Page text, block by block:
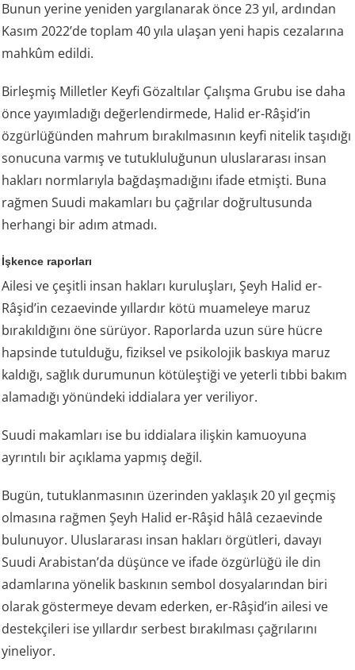
Bunun yerine yeniden yargılanarak önce 23 yıl, ardından
Kasım 2022’de toplam 40 yıla ulaşan yeni hapis cezalarına
mahkûm edildi.
Birleşmiş Milletler Keyfi Gözaltılar Çalışma Grubu ise daha
önce yayımladığı değerlendirmede, Halid er-Râşid’in
özgürlüğünden mahrum bırakılmasının keyfi nitelik taşıdığı
sonucuna varmış ve tutukluluğunun uluslararası insan
hakları normlarıyla bağdaşmadığını ifade etmişti. Buna
rağmen Suudi makamları bu çağrılar doğrultusunda
herhangi bir adım atmadı.
İşkence raporları
Ailesi ve çeşitli insan hakları kuruluşları, Şeyh Halid er-
Râşid’in cezaevinde yıllardır kötü muameleye maruz
bırakıldığını öne sürüyor. Raporlarda uzun süre hücre
hapsinde tutulduğu, fiziksel ve psikolojik baskıya maruz
kaldığı, sağlık durumunun kötüleştiği ve yeterli tıbbi bakım
alamadığı yönündeki iddialara yer veriliyor.
Suudi makamları ise bu iddialara ilişkin kamuoyuna
ayrıntılı bir açıklama yapmış değil.
Bugün, tutuklanmasının üzerinden yaklaşık 20 yıl geçmiş
olmasına rağmen Şeyh Halid er-Râşid hâlâ cezaevinde
bulunuyor. Uluslararası insan hakları örgütleri, davayı
Suudi Arabistan’da düşünce ve ifade özgürlüğü ile din
adamlarına yönelik baskının sembol dosyalarından biri
olarak göstermeye devam ederken, er-Râşid’in ailesi ve
destekçileri ise yıllardır serbest bırakılması çağrılarını
yineliyor.